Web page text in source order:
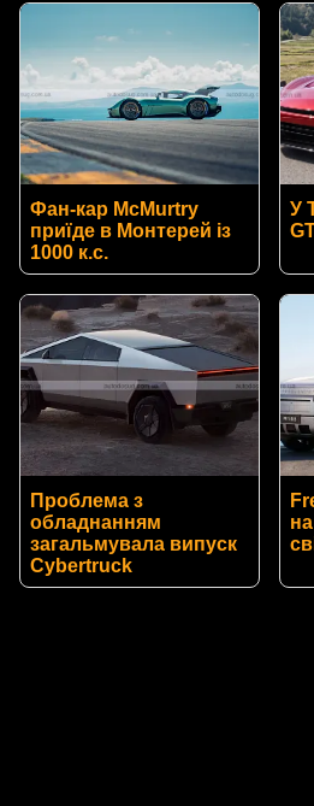
Фан-кар McMurtry
приїде в Монтерей із
1000 к.с.
У
Проблема з
обладнанням
загальмувала випуск
Cybertruck